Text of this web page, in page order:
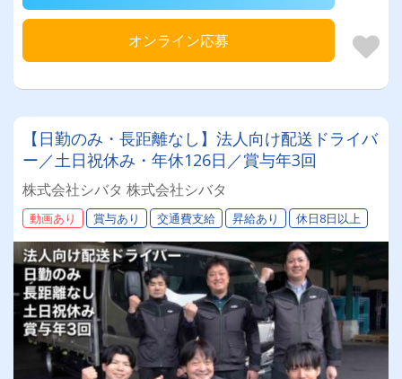
オンライン応募
【日勤のみ・長距離なし】法人向け配送ドライバ
ー／土日祝休み・年休126日／賞与年3回
株式会社シバタ 株式会社シバタ
動画あり 賞与あり 交通費支給 昇給あり 休日8日以上